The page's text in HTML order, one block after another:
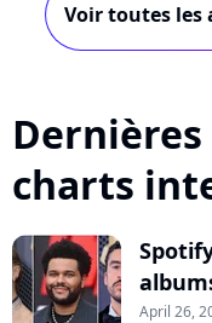
Voir toutes les
charts
April 26,